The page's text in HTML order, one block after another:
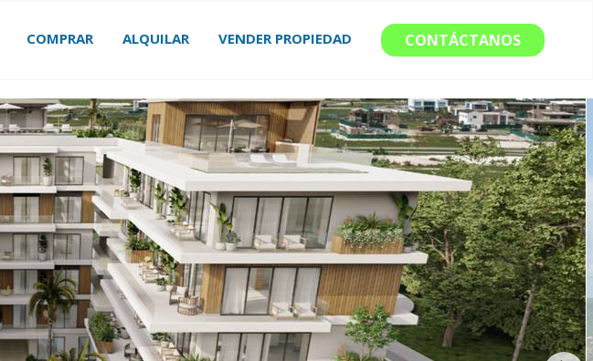
COMPRAR ALQUILAR VENDER PROPIEDAD CONTÁCTANOS